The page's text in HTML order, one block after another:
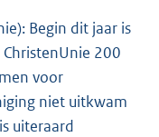
Begin dit jaar is
200
voor
niet uitkwam
uiteraard